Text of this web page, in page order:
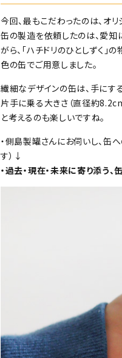
今回、最もこだわったのは、オ
缶の製造を依頼したのは、愛知
がら、「ハチドリのひとしずく」
色の缶でご用意しました。
繊細なデザインの缶は、手にす
片手に乗る大きさ（直径約
と考えるのも楽しいですね。
・側島製罐さんにお伺いし、缶
す）↓
・過去・現在・未来に寄り添う